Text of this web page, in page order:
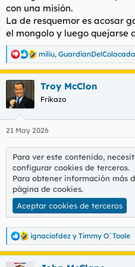
con una misión.
La de resquemor es acosar
el mongolo y luego quejarse
R
e
c
i
e
miliu, GuardianDelColacado
Troy McClon
Frikazo
21 May 2026
Para ver este contenido,
configurar cookies de terceros.
Para obtener información más
página de cookies.
Aceptar cookies de terceros
R
e
a
ignaciofdez y Timmy O´Toole